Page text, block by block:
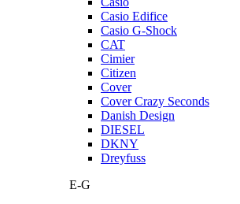
Casio Edifice
Casio G-Shock
CAT
Cimier
Citizen
Cover
Cover Crazy Seconds
Danish Design
DIESEL
DKNY
Dreyfuss
E-G